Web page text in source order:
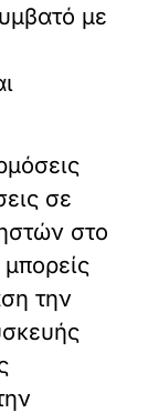
με
σε
στο
την